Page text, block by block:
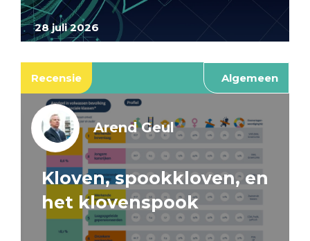
28 juli 2026
Recensie Algemeen
Arend Geul
Kloven, spookkloven, en
het klovenspook